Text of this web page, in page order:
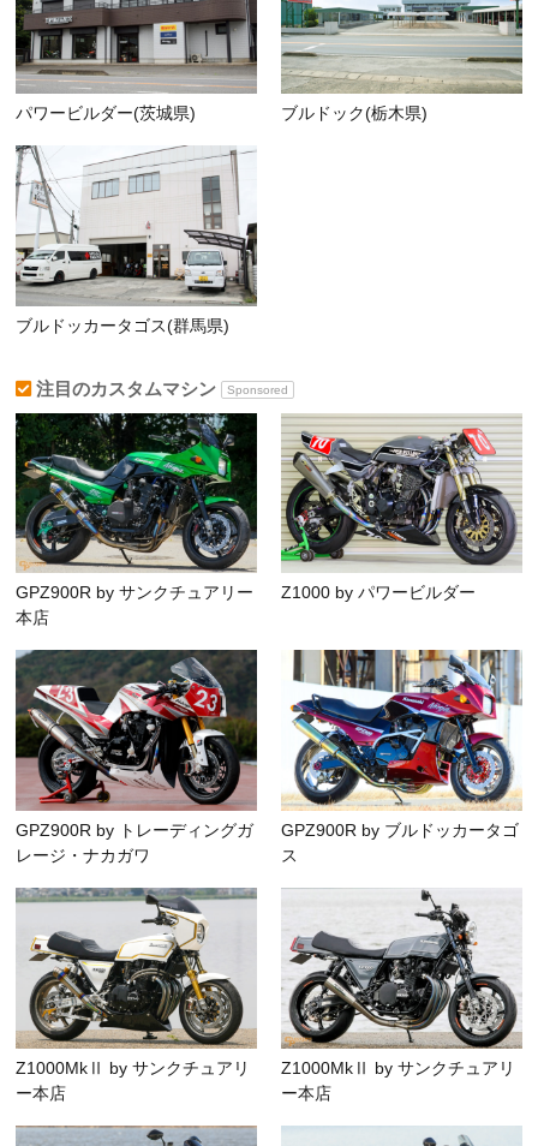
パワービルダー(茨城県) ブルドック(栃木県)
ブルドッカータゴス(群馬県)
注目のカスタムマシン Sponsored
GPZ900R by サンクチュアリー
本店
Z1000 by パワービルダー
GPZ900R by トレーディングガ
レージ・ナカガワ
GPZ900R by ブルドッカータゴ
ス
Z1000MkⅡ by サンクチュアリ
ー本店
Z1000MkⅡ by サンクチュアリ
ー本店